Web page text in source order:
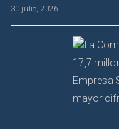
30 julio, 2026